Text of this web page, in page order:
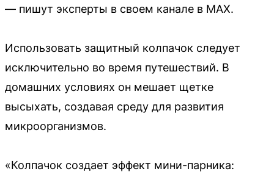
— пишут эксперты в своем канале в MAX.
Использовать защитный колпачок следует
исключительно во время путешествий. В
домашних условиях он мешает щетке
высыхать, создавая среду для развития
микроорганизмов.
«Колпачок создает эффект мини-парника: